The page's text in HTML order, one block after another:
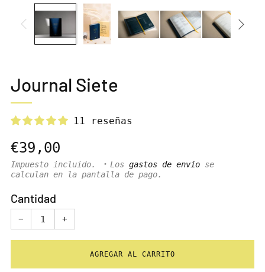
Journal Siete
11 reseñas
Precio
habitual
€39,00
Impuesto incluido. Los gastos de envío se
calculan en la pantalla de pago.
Cantidad
− +
AGREGAR AL CARRITO